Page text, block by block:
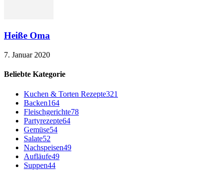
Heiße Oma
7. Januar 2020
Beliebte Kategorie
Kuchen & Torten Rezepte321
Backen164
Fleischgerichte78
Partyrezepte64
Gemüse54
Salate52
Nachspeisen49
Aufläufe49
Suppen44